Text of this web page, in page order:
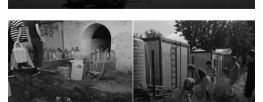
критично зруйнована